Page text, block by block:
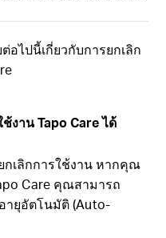
ไปนี้เกี่ยวกับการยกเลิก
งาน Tapo Care ได้
กเลิกการใช้งาน หากคุณ
Care คุณสามารถ
ายุอัตโนมัติ (Auto-